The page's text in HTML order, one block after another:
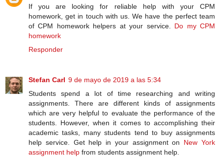
If you are looking for reliable help with your CPM
homework, get in touch with us. We have the perfect team
of CPM homework helpers at your service. Do my CPM
homework
Responder
Stefan Carl 9 de mayo de 2019 a las 5:34
Students spend a lot of time researching and writing
assignments. There are different kinds of assignments
which are very helpful to evaluate the performance of the
students. However, when it comes to accomplishing their
academic tasks, many students tend to buy assignments
help service. Get help in your assignment on New York
assignment help from students assignment help.